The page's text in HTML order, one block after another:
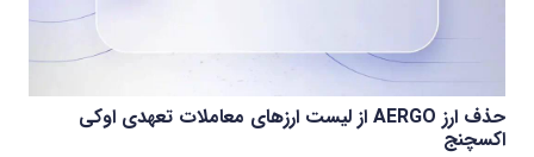
حذف ارز AERGO از لیست ارزهای معاملات تعهدی اوکی
اکسچنج